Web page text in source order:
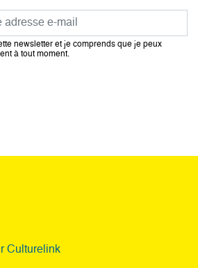
newsletter et je comprends que je peux
à tout moment.
Culturelink